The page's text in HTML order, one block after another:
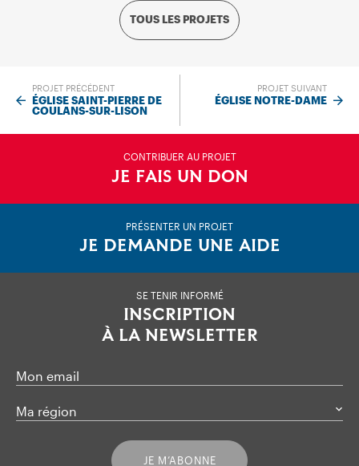
TOUS LES PROJETS
PROJET PRÉCÉDENT
ÉGLISE SAINT-PIERRE DE
COULANS-SUR-LISON
PROJET SUIVANT
ÉGLISE NOTRE-DAME
CONTRIBUER AU PROJET
JE FAIS UN DON
PRÉSENTER UN PROJET
JE DEMANDE UNE AIDE
SE TENIR INFORMÉ
INSCRIPTION
À LA NEWSLETTER
Mon email
Ma région
JE M’ABONNE